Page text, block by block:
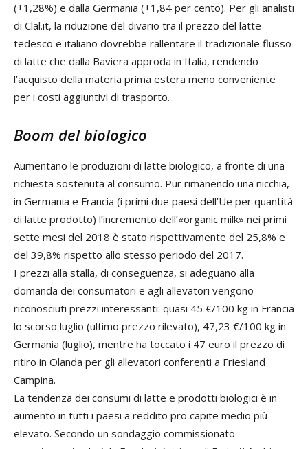
(+1,28%) e dalla Germania (+1,84 per cento). Per gli analisti
di Clal.it, la riduzione del divario tra il prezzo del latte
tedesco e italiano dovrebbe rallentare il tradizionale flusso
di latte che dalla Baviera approda in Italia, rendendo
l’acquisto della materia prima estera meno conveniente
per i costi aggiuntivi di trasporto.
Boom del biologico
Aumentano le produzioni di latte biologico, a fronte di una
richiesta sostenuta al consumo. Pur rimanendo una nicchia,
in Germania e Francia (i primi due paesi dell’Ue per quantità
di latte prodotto) l’incremento dell’«organic milk» nei primi
sette mesi del 2018 è stato rispettivamente del 25,8% e
del 39,8% rispetto allo stesso periodo del 2017.
I prezzi alla stalla, di conseguenza, si adeguano alla
domanda dei consumatori e agli allevatori vengono
riconosciuti prezzi interessanti: quasi 45 €/100 kg in Francia
lo scorso luglio (ultimo prezzo rilevato), 47,23 €/100 kg in
Germania (luglio), mentre ha toccato i 47 euro il prezzo di
ritiro in Olanda per gli allevatori conferenti a Friesland
Campina.
La tendenza dei consumi di latte e prodotti biologici è in
aumento in tutti i paesi a reddito pro capite medio più
elevato. Secondo un sondaggio commissionato